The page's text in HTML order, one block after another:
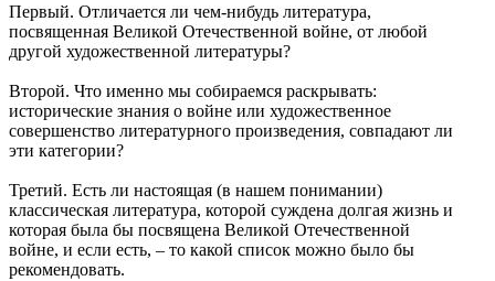
Первый. Отличается ли чем-нибудь литература,
посвященная Великой Отечественной войне, от любой
другой художественной литературы?
Второй. Что именно мы собираемся раскрывать:
исторические знания о войне или художественное
совершенство литературного произведения, совпадают ли
эти категории?
Третий. Есть ли настоящая (в нашем понимании)
классическая литература, которой суждена долгая жизнь и
которая была бы посвящена Великой Отечественной
войне, и если есть, – то какой список можно было бы
рекомендовать.